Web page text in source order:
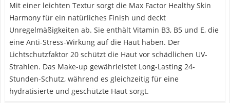
Mit einer leichten Textur sorgt die Max Factor Healthy Skin
Harmony für ein natürliches Finish und deckt
Unregelmäßigkeiten ab. Sie enthält Vitamin B3, B5 und E, die
eine Anti-Stress-Wirkung auf die Haut haben. Der
Lichtschutzfaktor 20 schützt die Haut vor schädlichen UV-
Strahlen. Das Make-up gewährleistet Long-Lasting 24-
Stunden-Schutz, während es gleichzeitig für eine
hydratisierte und geschützte Haut sorgt.